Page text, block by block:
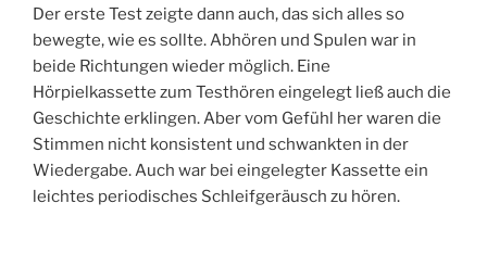
Der erste Test zeigte dann auch, das sich alles so
bewegte, wie es sollte. Abhören und Spulen war in
beide Richtungen wieder möglich. Eine
Hörpielkassette zum Testhören eingelegt ließ auch die
Geschichte erklingen. Aber vom Gefühl her waren die
Stimmen nicht konsistent und schwankten in der
Wiedergabe. Auch war bei eingelegter Kassette ein
leichtes periodisches Schleifgeräusch zu hören.